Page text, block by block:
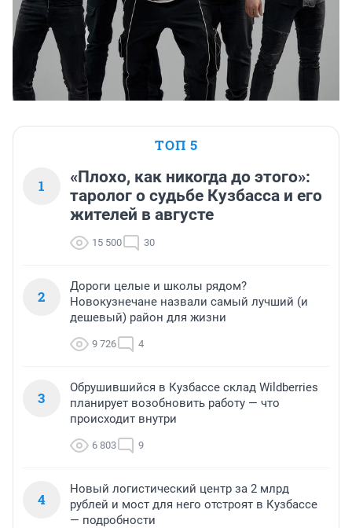
ТОП 5
1
«Плохо, как никогда до этого»:
таролог о судьбе Кузбасса и его
жителей в августе
15 500 30
2
Дороги целые и школы рядом?
Новокузнечане назвали самый лучший (и
дешевый) район для жизни
9 726 4
3
Обрушившийся в Кузбассе склад Wildberries
планирует возобновить работу — что
происходит внутри
6 803 9
4
Новый логистический центр за 2 млрд
рублей и мост для него отстроят в Кузбассе
— подробности